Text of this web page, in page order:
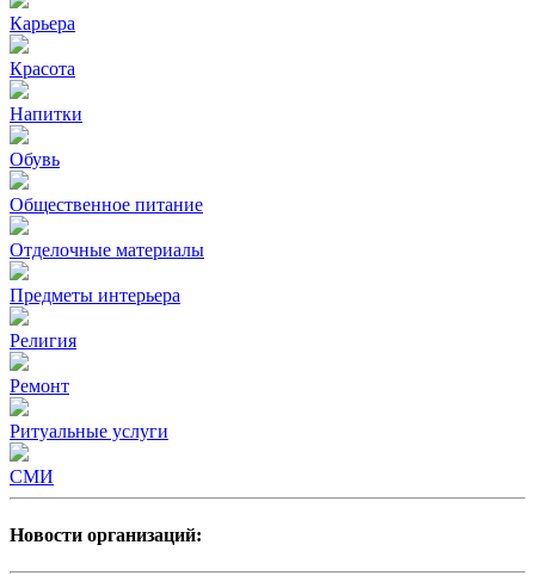
Карьера
Красота
Напитки
Обувь
Общественное питание
Отделочные материалы
Предметы интерьера
Религия
Ремонт
Ритуальные услуги
СМИ
Новости организаций: